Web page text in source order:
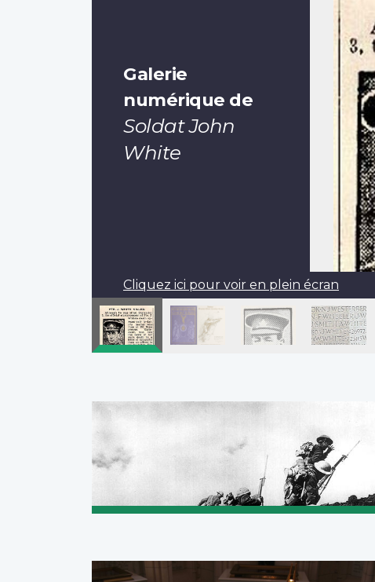
Galerie
numérique de
Soldat John
White
Cliquez ici pour voir en plein écran